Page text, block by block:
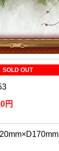
SOLD OUT
円